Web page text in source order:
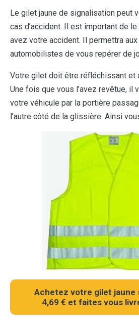
Le gilet jaune de signalisation peut
cas d’accident. Il est important de
avez votre accident. Il permettra
automobilistes de vous repérer de
Votre gilet doit être réfléchissant et
Une fois que vous l’avez revêtue, il
votre véhicule par la portière
l’autre côté de la glissière. Ainsi
Achetez votre gilet jaune
4,69 € et faites vous